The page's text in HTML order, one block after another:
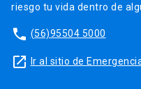
riesgo tu vida dentro de
phone (56)95504 5000
launch Ir al sitio de